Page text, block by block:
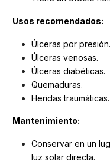
Usos recomendados:
Úlceras por presión.
Úlceras venosas.
Úlceras diabéticas.
Quemaduras.
Heridas traumáticas.
Mantenimiento:
Conservar en un
luz solar directa.